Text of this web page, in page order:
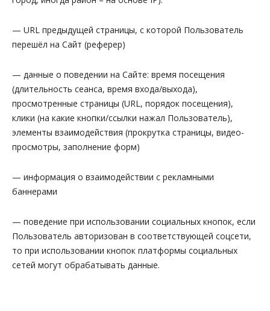
— URL предыдущей страницы, с которой Пользователь
перешёл на Сайт (реферер)
— данные о поведении на Сайте: время посещения
(длительность сеанса, время входа/выхода),
просмотренные страницы (URL, порядок посещения),
клики (на какие кнопки/ссылки нажал Пользователь),
элементы взаимодействия (прокрутка страницы, видео-
просмотры, заполнение форм)
— информация о взаимодействии с рекламными
баннерами
— поведение при использовании социальных кнопок, если
Пользователь авторизован в соответствующей соцсети,
то при использовании кнопок платформы социальных
сетей могут обрабатывать данные.